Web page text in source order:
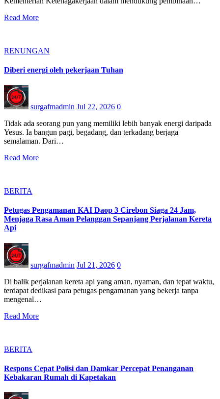
Read More
RENUNGAN
Diberi energi oleh pekerjaan Tuhan
surgafmadmin Jul 22, 2026 0
Tidak ada seorang pun yang memiliki lebih banyak energi daripada
Yesus. Ia bangun pagi, begadang, dan terkadang berjaga
semalaman. Dari…
Read More
BERITA
Petugas Pengamanan KAI Daop 3 Cirebon Siaga 24 Jam,
Menjaga Rasa Aman Pelanggan Sepanjang Perjalanan Kereta
Api
surgafmadmin Jul 21, 2026 0
Di balik perjalanan kereta api yang aman, nyaman, dan tepat waktu,
terdapat dedikasi para petugas pengamanan yang bekerja tanpa
mengenal…
Read More
BERITA
Respons Cepat Polisi dan Damkar Percepat Penanganan
Kebakaran Rumah di Kapetakan